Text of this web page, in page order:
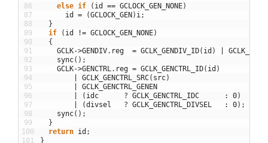
86
87
88
89
90
91
92
93
94
95
96
97
98
99
100
101
else if ( id == GCLOCK_GEN_NONE)
id
= (GCLOCK_GEN ) i;
}
if
( id != GCLOCK_GEN_NONE)
{
GCLK->GENDIV. reg = GCLK_GENDIV_ID( id )
sync( ) ;
GCLK->GENCTRL. reg = GCLK_GENCTRL_ID( id )
GCLK_GENCTRL_SRC( src)
GCLK_GENCTRL_GENEN
( idc ? GCLK_GENCTRL_IDC : 0)
(divsel ? GCLK_GENCTRL_DIVSEL : 0) ;
sync( ) ;
}
return id ;
}